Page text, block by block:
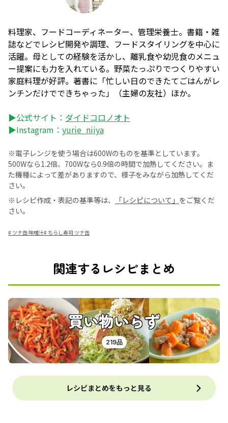
料理家、フードコーディネーター、管理栄養士。書籍・雑
誌などでレシピ開発や調理、フードスタイリングを中心に
活躍。母としての経験を活かし、離乳食や幼児食のメニュ
ー提案にも力を入れている。野菜たっぷりでつくりやすい
家庭料理が好評。著書に「忙しい日のできたてごはんがレ
ンチンだけでできちゃった」（主婦の友社）ほか。
▶公式サイト： ダイドコロノオト
▶Instagram： yurie_niiya
※電子レンジを使う場合は600Wのものを基準としています。
500Wなら1.2倍、700Wなら0.9倍の時間で加熱してください。ま
た機種によって差がありますので、様子をみながら加熱してくだ
さい。
※レシピ作成・表記の基準等は、
「レシピについて」 をご覧くだ
さい。
# ツナ缶 味噌汁# ちらし寿司 ツナ缶
関連するレシピまとめ
買い物いらず
219品
レシピまとめをもっと見る